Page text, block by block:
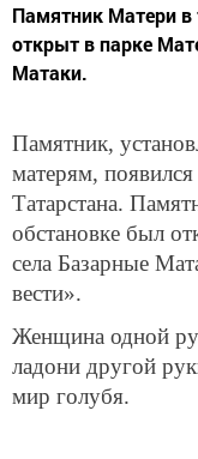
Памятник Матери в
открыт в парке
Матаки.
Памятник,
матерям,
Татарстана.
обстановке был
села Базарные
вести».
Женщина одной
ладони другой
мир голубя.